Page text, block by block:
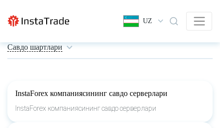
UZ
Савдо шартлари
InstaForex компаниясининг савдо серверлари
InstaForex компаниясининг савдо серверлари